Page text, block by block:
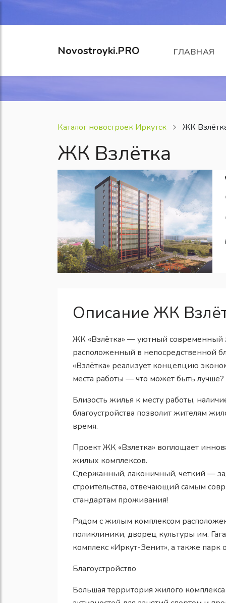
Novostroyki.PRO ГЛАВНАЯ
Каталог новостроек Иркутск ЖК
ЖК Взлётка
Описание ЖК
ЖК «Взлётка» — уютный современный
расположенный в непосредственной
«Взлётка» реализует концепцию
места работы — что может быть лучше?
Близость жилья к месту работы,
благоустройства позволит жителям
время.
Проект ЖК «Взлетка» воплощает
жилых комплексов.
Сдержанный, лаконичный, четкий —
строительства, отвечающий самым
стандартам проживания!
Рядом с жилым комплексом
поликлиники, дворец культуры им.
комплекс «Иркут-Зенит», а также парк
Благоустройство
Большая территория жилого